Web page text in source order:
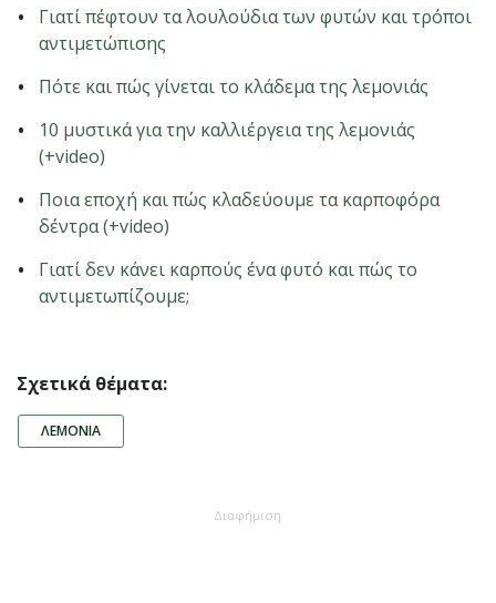
Γιατί πέφτουν τα λουλούδια των φυτών και τρόποι
αντιμετώπισης
Πότε και πώς γίνεται το κλάδεμα της λεμονιάς
10 μυστικά για την καλλιέργεια της λεμονιάς
(+video)
Ποια εποχή και πώς κλαδεύουμε τα καρποφόρα
δέντρα (+video)
Γιατί δεν κάνει καρπούς ένα φυτό και πώς το
αντιμετωπίζουμε;
Σχετικά θέματα:
ΛΕΜΟΝΙΆ
Διαφήμιση